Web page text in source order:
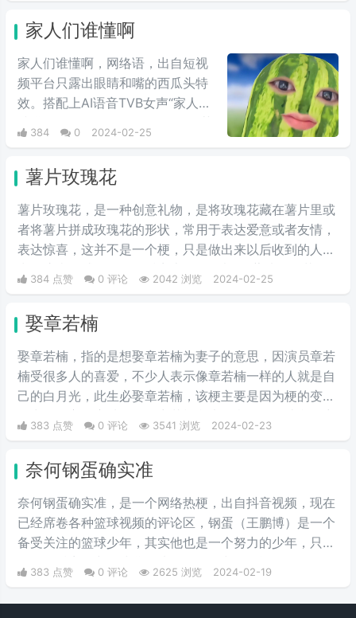
家人们谁懂啊
家人们谁懂啊，网络语，出自短视
频平台只露出眼睛和嘴的西瓜头特
效。搭配上AI语音TVB女声“家人们
到亲切和温暖。后来，伴随特效的
走红引来了一批网友的翻拍，还被
一些恶意引流的博主进行了二创，
现在主要在发布一些难以启齿的事
情，或者凡尔赛的时候开头做开场
白。
384 0 2024-02-25
薯片玫瑰花
薯片玫瑰花，是一种创意礼物，是将玫瑰花藏在薯片里或
者将薯片拼成玫瑰花的形状，常用于表达爱意或者友情，
表达惊喜，这并不是一个梗，只是做出来以后收到的人常
出来送给自己喜爱的人，因此受到人们的争相模仿。
384 点赞 0 评论 2042 浏览 2024-02-25
娶章若楠
娶章若楠，指的是想娶章若楠为妻子的意思，因演员章若
楠受很多人的喜爱，不少人表示像章若楠一样的人就是自
己的白月光，此生必娶章若楠，该梗主要是因为梗的变种
若楠，就算让我开奔驰住别墅我也愿意；要是能让我开豪
又卖乖的语气。
383 点赞 0 评论 3541 浏览 2024-02-23
奈何钢蛋确实准
奈何钢蛋确实准，是一个网络热梗，出自抖音视频，现在
已经席卷各种篮球视频的评论区，钢蛋（王鹏博）是一个
备受关注的篮球少年，其实他也是一个努力的少年，只因
路，并声称以后打进nba成为全国人的希望，饱受外界质
疑，钢蛋他爸都用的文案“人生苦短，奈何钢蛋太准”，让
383 点赞 0 评论 2625 浏览 2024-02-19